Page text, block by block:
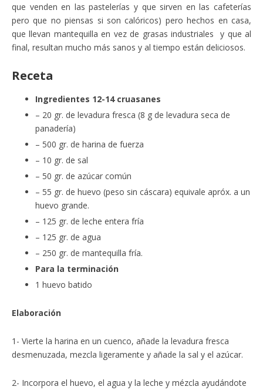
que venden en las pastelerías y que sirven en las cafeterías
pero que no piensas si son calóricos) pero hechos en casa,
que llevan mantequilla en vez de grasas industriales y que al
final, resultan mucho más sanos y al tiempo están deliciosos.
Receta
Ingredientes 12-14 cruasanes
– 20 gr. de levadura fresca (8 g de levadura seca de
panadería)
– 500 gr. de harina de fuerza
– 10 gr. de sal
– 50 gr. de azúcar común
– 55 gr. de huevo (peso sin cáscara) equivale apróx. a un
huevo grande.
– 125 gr. de leche entera fría
– 125 gr. de agua
– 250 gr. de mantequilla fría.
Para la terminación
1 huevo batido
Elaboración
1- Vierte la harina en un cuenco, añade la levadura fresca
desmenuzada, mezcla ligeramente y añade la sal y el azúcar.
2- Incorpora el huevo, el agua y la leche y mézcla ayudándote